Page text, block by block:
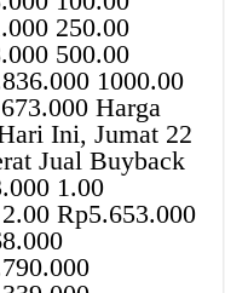
250.00
500.00
1000.00
Harga
Ini, Jumat 22
Jual Buyback
1.00
Rp5.653.000